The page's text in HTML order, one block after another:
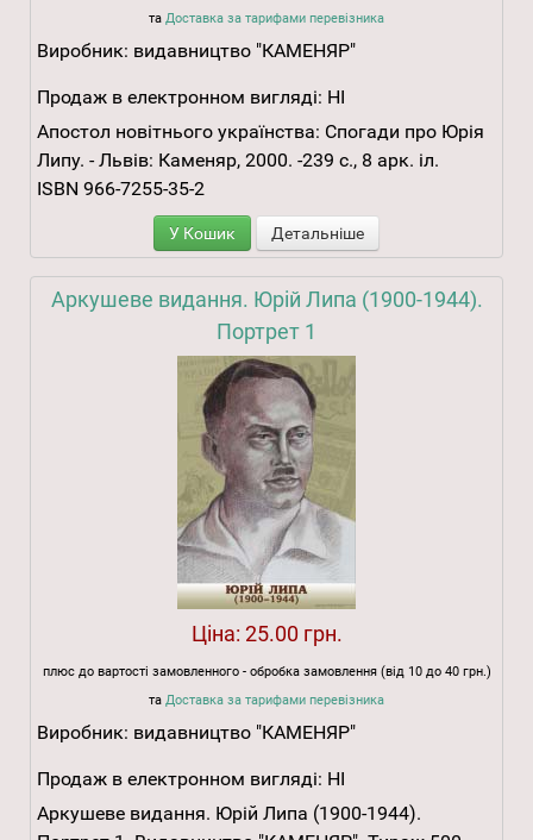
та Доставка за тарифами перевізника
Виробник: видавництво "КАМЕНЯР"
Продаж в електронном вигляді: НІ
Апостол новітнього українства: Спогади про Юрія
Липу. - Львів: Каменяр, 2000. -239 с., 8 арк. іл.
ISBN 966-7255-35-2
У Кошик Детальніше
Аркушеве видання. Юрій Липа (1900-1944).
Портрет 1
Ціна: 25.00 грн.
плюс до вартості замовленного - обробка замовлення (від 10 до 40 грн.)
та Доставка за тарифами перевізника
Виробник: видавництво "КАМЕНЯР"
Продаж в електронном вигляді: НІ
Аркушеве видання. Юрій Липа (1900-1944).